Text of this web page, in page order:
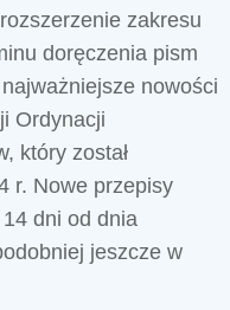
rozszerzenie zakresu
doręczenia pism
nowości
Ordynacji
który został
r. Nowe przepisy
dni od dnia
jeszcze w